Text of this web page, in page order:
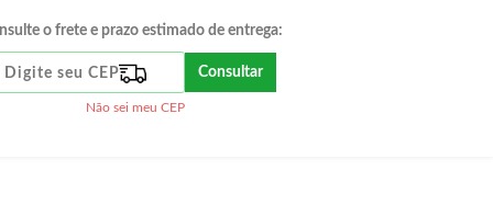
o frete e prazo estimado de entrega:
Consultar
Não sei meu CEP